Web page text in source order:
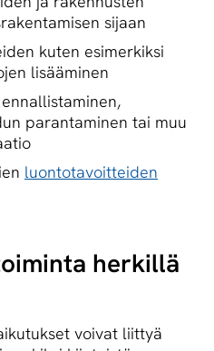
sijaan
kuten esimerkiksi
lisääminen
parantaminen tai muu
luontotavoitteiden
herkillä
voivat liittyä